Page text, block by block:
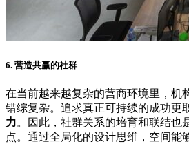
6. 营造共赢的社群
在当前越来越复杂的营商环境里，机
错综复杂。追求真正可持续的成功更
力。因此，社群关系的培育和联结也
点。通过全局化的设计思维，空间能